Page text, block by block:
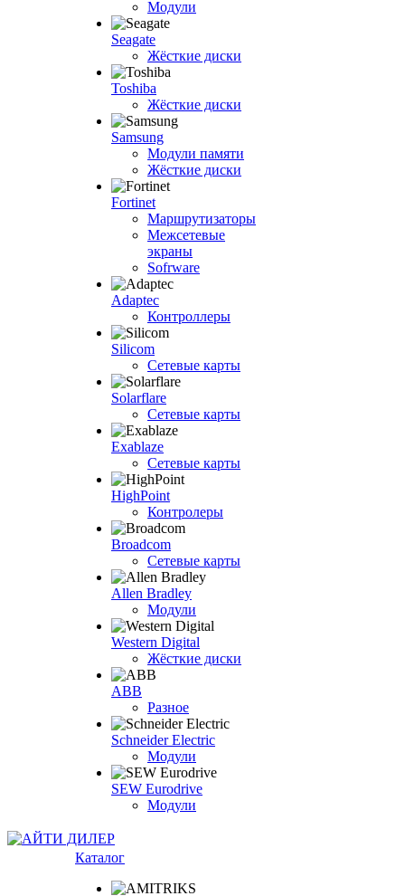
Модули
Seagate
Жёсткие диски
Toshiba
Жёсткие диски
Samsung
Модули памяти
Жёсткие диски
Fortinet
Маршрутизаторы
Межсетевые
экраны
Sofrware
Adaptec
Контроллеры
Silicom
Сетевые карты
Solarflare
Сетевые карты
Exablaze
Сетевые карты
HighPoint
Контролеры
Broadcom
Сетевые карты
Allen Bradley
Модули
Western Digital
Жёсткие диски
ABB
Разное
Schneider Electric
Модули
SEW Eurodrive
Модули
Каталог